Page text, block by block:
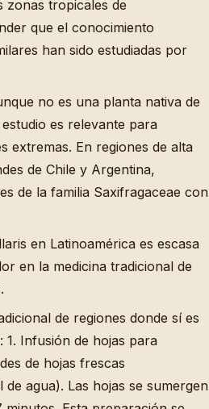
zonas tropicales de
que el conocimiento
han sido estudiadas por
no es una planta nativa de
es relevante para
extremas. En regiones de alta
de Chile y Argentina,
de la familia Saxifragaceae con
en Latinoamérica es escasa
en la medicina tradicional de
de regiones donde sí es
1. Infusión de hojas para
de hojas frescas
agua). Las hojas se sumergen